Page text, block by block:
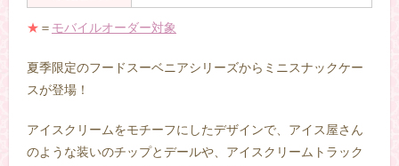
★ ＝ モバイルオーダー対象
夏季限定のフードスーベニアシリーズからミニスナックケー
スが登場！
アイスクリームをモチーフにしたデザインで、アイス屋さん
のような装いのチップとデールや、アイスクリームトラック